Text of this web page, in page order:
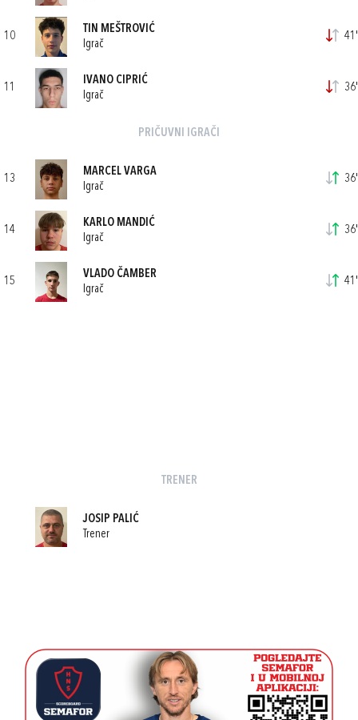
10
TIN MEŠTROVIĆ
Igrač
41'
11
IVANO CIPRIĆ
Igrač
36'
PRIČUVNI IGRAČI
13
MARCEL VARGA
Igrač
36'
14
KARLO MANDIĆ
Igrač
36'
15
VLADO ČAMBER
Igrač
41'
TRENER
JOSIP PALIĆ
Trener